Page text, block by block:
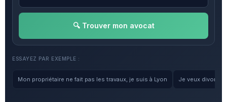
🔍 Trouver mon avocat
ESSAYEZ PAR EXEMPLE :
Mon propriétaire ne fait pas les travaux, je suis à Lyon Je veux